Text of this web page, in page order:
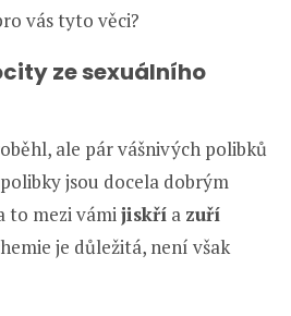
vás tyto věci?
ze sexuálního
ale pár vášnivých polibků
jsou docela dobrým
to mezi vámijiskří a zuří
je důležitá, není však